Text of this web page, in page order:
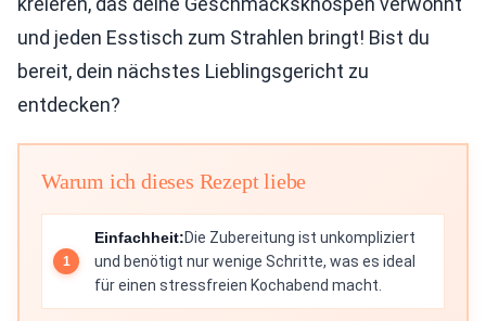
und jeden Esstisch zum Strahlen bringt! Bist du
bereit, dein nächstes Lieblingsgericht zu
entdecken?
Warum ich dieses Rezept liebe
Einfachheit:Die Zubereitung ist unkompliziert
und benötigt nur wenige Schritte, was es ideal
für einen stressfreien Kochabend macht.